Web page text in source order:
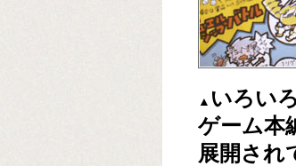
▲ いろい
ゲーム本
展開され